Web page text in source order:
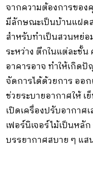
จากความต้องการขอ
มีลักษณะเป็นบ้านแฝดส
สําหรับทําเป็นสวนหย่อ
ระหว่าง ตึกในแต่ละชั้
อาคารอาจ ทําให้เกิด
จัดการได้ด้วยการ ออ
ช่วยระบายอากาศให้
เปิดเครื่องปรับอากาศ
เฟอร์นิเจอร์ไม้เป็นหลั
บรรยากาศสบาย ๆ แ